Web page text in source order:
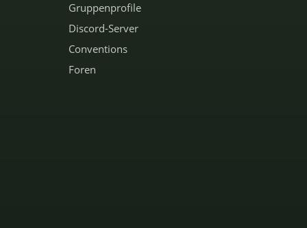
Gruppenprofile
Discord-Server
Conventions
Foren